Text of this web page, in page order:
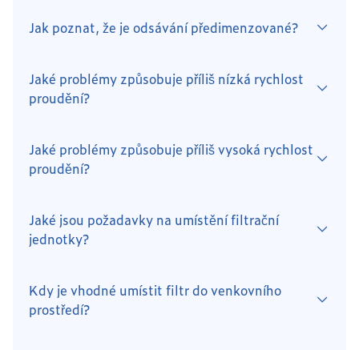
Jak poznat, že je odsávání předimenzované?
Jaké problémy způsobuje příliš nízká rychlost
proudění?
Jaké problémy způsobuje příliš vysoká rychlost
proudění?
Jaké jsou požadavky na umístění filtrační
jednotky?
Kdy je vhodné umístit filtr do venkovního
prostředí?